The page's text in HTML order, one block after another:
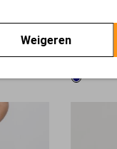
Weigeren